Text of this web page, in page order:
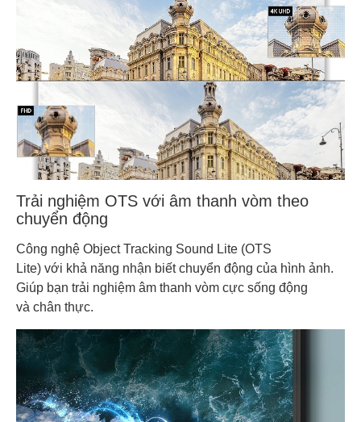
Trải nghiệm OTS với âm thanh vòm theo
chuyển động
Công nghệ Object Tracking Sound Lite (OTS
Lite) với khả năng nhận biết chuyển động của hình ảnh.
Giúp bạn trải nghiệm âm thanh vòm cực sống động
và chân thực.